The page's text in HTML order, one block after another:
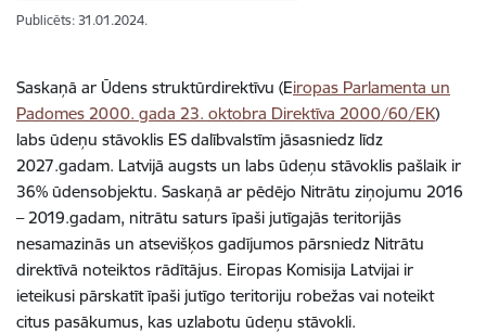
Publicēts: 31.01.2024.
Saskaņā ar Ūdens struktūrdirektīvu (Eiropas Parlamenta un
Padomes 2000. gada 23. oktobra Direktīva 2000/60/EK)
labs ūdeņu stāvoklis ES dalībvalstīm jāsasniedz līdz
2027.gadam. Latvijā augsts un labs ūdeņu stāvoklis pašlaik ir
36% ūdensobjektu. Saskaņā ar pēdējo Nitrātu ziņojumu 2016
– 2019.gadam, nitrātu saturs īpaši jutīgajās teritorijās
nesamazinās un atsevišķos gadījumos pārsniedz Nitrātu
direktīvā noteiktos rādītājus. Eiropas Komisija Latvijai ir
ieteikusi pārskatīt īpaši jutīgo teritoriju robežas vai noteikt
citus pasākumus, kas uzlabotu ūdeņu stāvokli.